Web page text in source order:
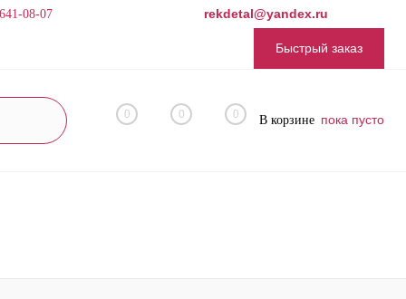
08-07 rekdetal@yandex.ru
Быстрый заказ
0 0 0 В корзине пока пусто